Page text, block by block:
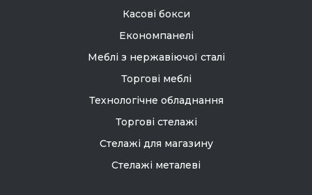
Касові бокси
Економпанелі
Меблі з нержавіючої сталі
Торгові меблі
Технологічне обладнання
Торгові стелажі
Стелажі для магазину
Стелажі металеві